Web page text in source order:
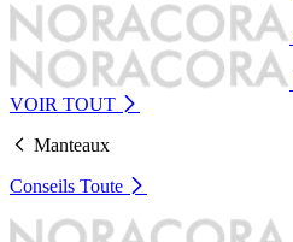
VOIR TOUT
Manteaux
Conseils Toute